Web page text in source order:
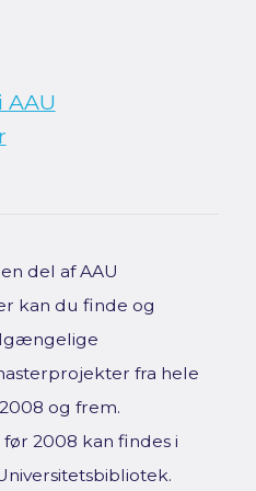
AAU
del af AAU
kan du finde og
fra hele
og frem.
2008 kan findes i